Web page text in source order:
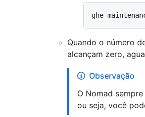
Quando o número
alcançam zero,
Observação
O Nomad
ou seja, você